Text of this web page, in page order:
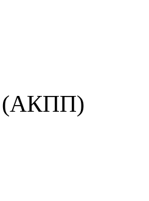
(АКПП)